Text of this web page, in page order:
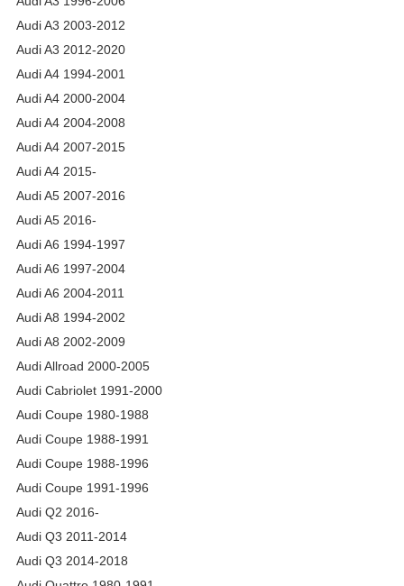
Audi A3 2003-2012
Audi A3 2012-2020
Audi A4 1994-2001
Audi A4 2000-2004
Audi A4 2004-2008
Audi A4 2007-2015
Audi A4 2015-
Audi A5 2007-2016
Audi A5 2016-
Audi A6 1994-1997
Audi A6 1997-2004
Audi A6 2004-2011
Audi A8 1994-2002
Audi A8 2002-2009
Audi Allroad 2000-2005
Audi Cabriolet 1991-2000
Audi Coupe 1980-1988
Audi Coupe 1988-1991
Audi Coupe 1988-1996
Audi Coupe 1991-1996
Audi Q2 2016-
Audi Q3 2011-2014
Audi Q3 2014-2018